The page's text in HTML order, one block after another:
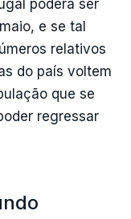
poderá ser
e se tal
relativos
do país voltem
que se
regressar